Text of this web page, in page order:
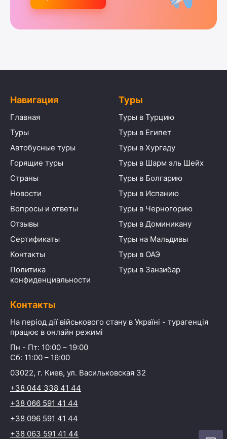
Навигация
Главная
Туры
Автобусные туры
Горящие туры
Страны
Новости
Вопросы и ответы
Отзывы
Сертификаты
Контакты
Политика
конфиденциальности
Туры
Туры в Турцию
Туры в Египет
Туры в Хургаду
Туры в Шарм эль Шейх
Туры в Болгарию
Туры в Испанию
Туры в Черногорию
Туры в Доминикану
Туры на Мальдивы
Туры в ОАЭ
Туры в Занзибар
Контакты
На період дії військового стану в Україні - турагенція
працює в онлайн режимі
Пн - Пт: 10:00 – 19:00
Сб: 11:00 – 16:00
03022, г. Киев, ул. Васильковская 32
+38 044 338 41 44
+38 066 591 41 44
+38 096 591 41 44
+38 063 591 41 44